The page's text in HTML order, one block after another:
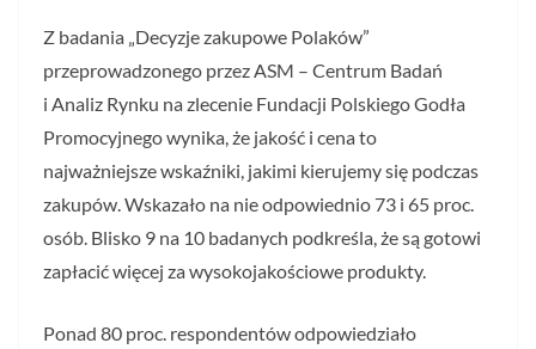
Z badania „Decyzje zakupowe Polaków”
przeprowadzonego przez ASM – Centrum Badań
i Analiz Rynku na zlecenie Fundacji Polskiego Godła
Promocyjnego wynika, że jakość i cena to
najważniejsze wskaźniki, jakimi kierujemy się podczas
zakupów. Wskazało na nie odpowiednio 73 i 65 proc.
osób. Blisko 9 na 10 badanych podkreśla, że są gotowi
zapłacić więcej za wysokojakościowe produkty.
Ponad 80 proc. respondentów odpowiedziało